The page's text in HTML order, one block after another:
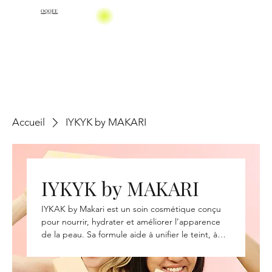
OQQEE
Accueil IYKYK by MAKARI
IYKYK by MAKARI
IYKAK by Makari est un soin cosmétique conçu
pour nourrir, hydrater et améliorer l’apparence
de la peau. Sa formule aide à unifier le teint, à
lumineuse. Adapté aux soins quotidiens du